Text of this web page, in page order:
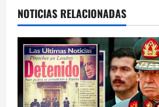
c
ó
n
NOTICIAS RELACIONADAS